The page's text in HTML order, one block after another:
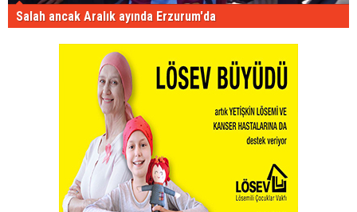
Salah ancak Aralık ayında Erzurum'da